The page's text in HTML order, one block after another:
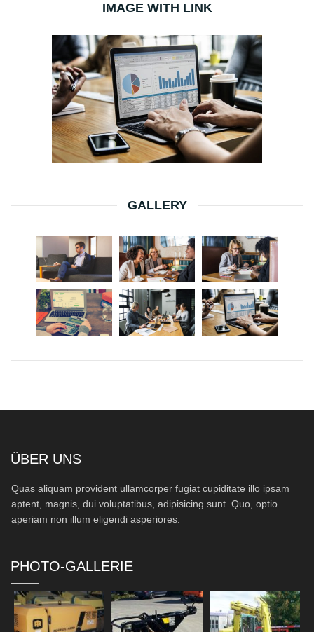
IMAGE WITH LINK
GALLERY
ÜBER UNS
Quas aliquam provident ullamcorper fugiat cupiditate illo ipsam
aptent, magnis, dui voluptatibus, adipisicing sunt. Quo, optio
aperiam non illum eligendi asperiores.
PHOTO-GALLERIE